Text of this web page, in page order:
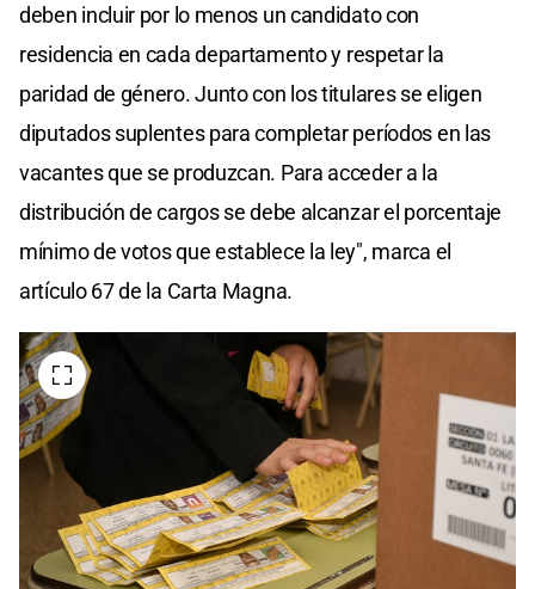
deben incluir por lo menos un candidato con
residencia en cada departamento y respetar la
paridad de género. Junto con los titulares se eligen
diputados suplentes para completar períodos en las
vacantes que se produzcan. Para acceder a la
distribución de cargos se debe alcanzar el porcentaje
mínimo de votos que establece la ley", marca el
artículo 67 de la Carta Magna.